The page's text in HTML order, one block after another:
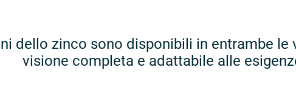
dello zinco sono disponibili in entrambe le
visione completa e adattabile alle